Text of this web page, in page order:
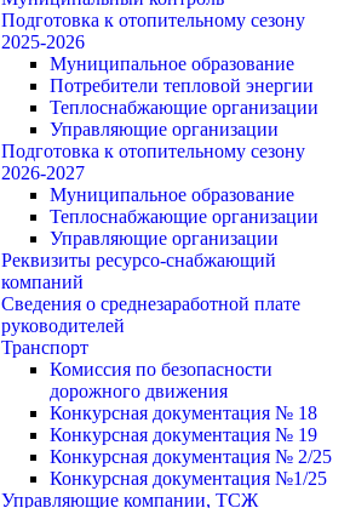
Подготовка к отопительному сезону
2025-2026
Муниципальное образование
Потребители тепловой энергии
Теплоснабжающие организации
Управляющие организации
Подготовка к отопительному сезону
2026-2027
Муниципальное образование
Теплоснабжающие организации
Управляющие организации
Реквизиты ресурсо-снабжающий
компаний
Сведения о среднезаработной плате
руководителей
Транспорт
Комиссия по безопасности
дорожного движения
Конкурсная документация № 18
Конкурсная документация № 19
Конкурсная документация № 2/25
Конкурсная документация №1/25
Управляющие компании, ТСЖ